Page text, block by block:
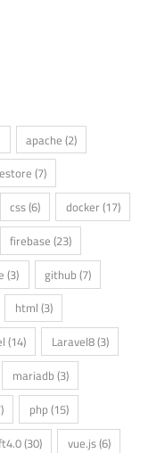
apache (2)
(7)
css(6) docker (17)
firebase (23)
(3) github (7)
html (3)
(14) Laravel8(3)
mariadb (3)
php(15)
(30) vue.js(6)